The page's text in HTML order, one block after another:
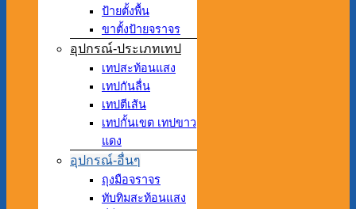
ป้ายตั้งพื้น
ขาตั้งป้ายจราจร
อุปกรณ์-ประเภทเทป
เทปสะท้อนแสง
เทปกันลื่น
เทปตีเส้น
เทปกั้นเขต เทปขาว
แดง
อุปกรณ์-อื่นๆ
ถุงมือจราจร
ทับทิมสะท้อนแสง